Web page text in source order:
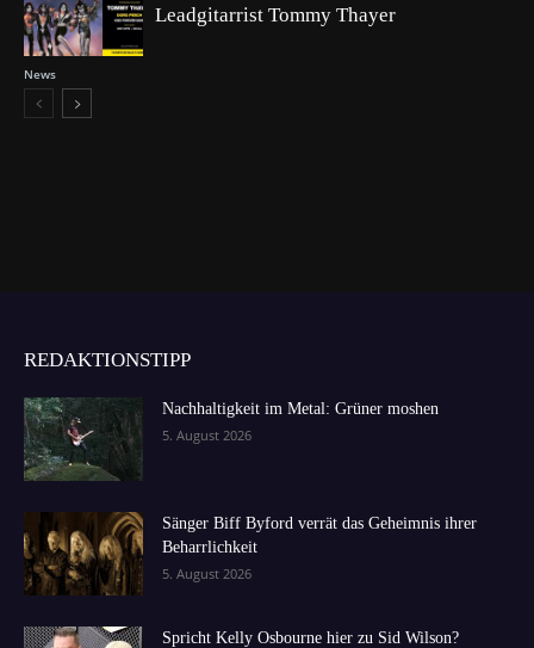
News
Leadgitarrist Tommy Thayer
REDAKTIONSTIPP
Nachhaltigkeit im Metal: Grüner moshen
5. August 2026
Sänger Biff Byford verrät das Geheimnis ihrer
Beharrlichkeit
5. August 2026
Spricht Kelly Osbourne hier zu Sid Wilson?